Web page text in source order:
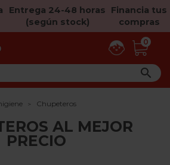
Entrega 24-48 horas
(según stock)
Financia tus
compras
0

Chupeteros
AL MEJOR
PRECIO